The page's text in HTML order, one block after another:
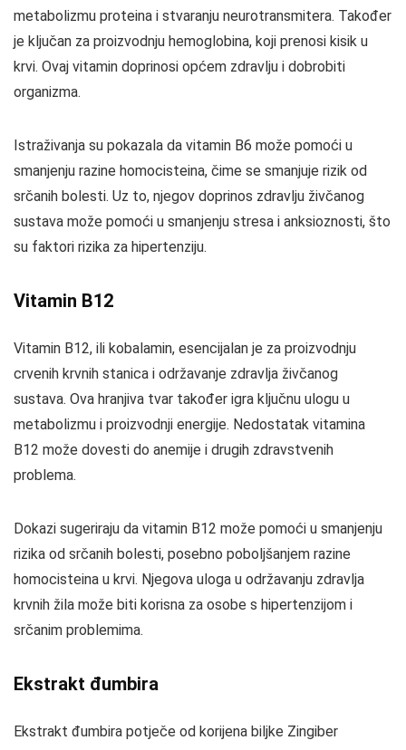
metabolizmu proteina i stvaranju neurotransmitera. Također
je ključan za proizvodnju hemoglobina, koji prenosi kisik u
krvi. Ovaj vitamin doprinosi općem zdravlju i dobrobiti
organizma.
Istraživanja su pokazala da vitamin B6 može pomoći u
smanjenju razine homocisteina, čime se smanjuje rizik od
srčanih bolesti. Uz to, njegov doprinos zdravlju živčanog
sustava može pomoći u smanjenju stresa i anksioznosti, što
su faktori rizika za hipertenziju.
Vitamin B12
Vitamin B12, ili kobalamin, esencijalan je za proizvodnju
crvenih krvnih stanica i održavanje zdravlja živčanog
sustava. Ova hranjiva tvar također igra ključnu ulogu u
metabolizmu i proizvodnji energije. Nedostatak vitamina
B12 može dovesti do anemije i drugih zdravstvenih
problema.
Dokazi sugeriraju da vitamin B12 može pomoći u smanjenju
rizika od srčanih bolesti, posebno poboljšanjem razine
homocisteina u krvi. Njegova uloga u održavanju zdravlja
krvnih žila može biti korisna za osobe s hipertenzijom i
srčanim problemima.
Ekstrakt đumbira
Ekstrakt đumbira potječe od korijena biljke Zingiber